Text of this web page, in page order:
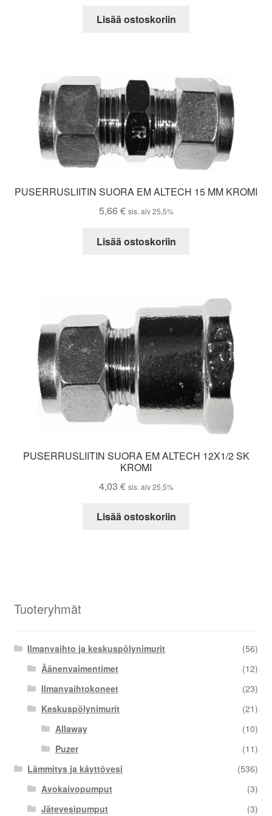
Lisää ostoskoriin
PUSERRUSLIITIN SUORA EM ALTECH 15 MM KROMI
5,66 € sis. alv 25,5%
Lisää ostoskoriin
PUSERRUSLIITIN SUORA EM ALTECH 12X1/2 SK
KROMI
4,03 € sis. alv 25,5%
Lisää ostoskoriin
Tuoteryhmät
Ilmanvaihto ja keskuspölynimurit
(56)
Äänenvaimentimet
(12)
Ilmanvaihtokoneet
(23)
Keskuspölynimurit
(21)
Allaway
(10)
Puzer
(11)
Lämmitys ja käyttövesi
(536)
Avokaivopumput
(3)
Jätevesipumput
(3)